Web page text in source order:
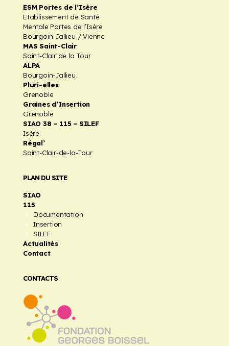
ESM Portes de l’Isère
Etablissement de Santé
Mentale Portes de l’Isère
Bourgoin-Jallieu / Vienne
MAS Saint-Clair
Saint-Clair de la Tour
ALPA
Bourgoin-Jallieu
Pluri-elles
Grenoble
Graines d’Insertion
Grenoble
SIAO 38 – 115 – SILEF
Isère
Régal’
Saint-Clair-de-la-Tour
PLAN DU SITE
SIAO
115
Documentation
Insertion
SILEF
Actualités
Contact
CONTACTS